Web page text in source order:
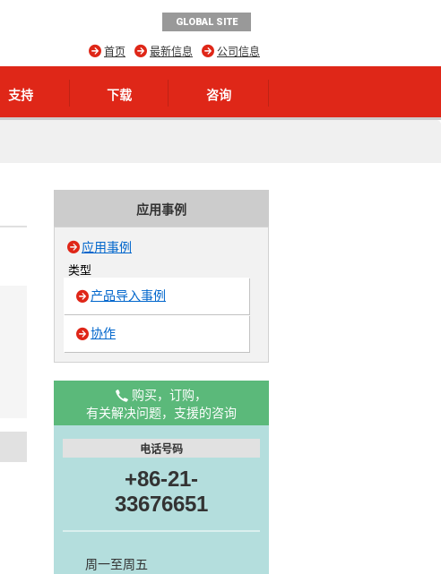
GLOBAL SITE
公司信息
最新信息
首页
支持 下载 咨询
应用事例
应用事例
类型
产品导入事例
协作
购买，订购，
有关解决问题，支援的咨询
电话号码
+86-21-
33676651
周一至周五